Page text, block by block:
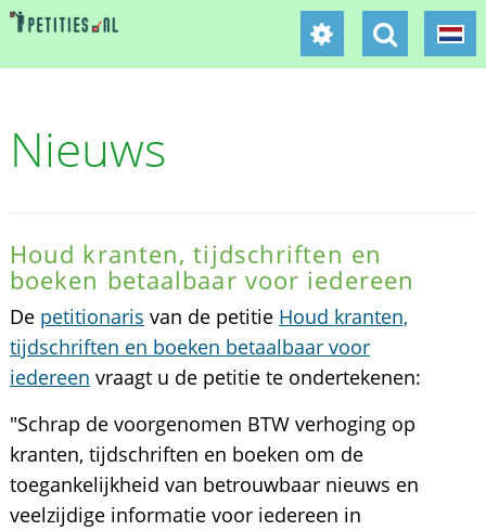
Nieuws
Houd kranten, tijdschriften en
boeken betaalbaar voor iedereen
De petitionaris van de petitie Houd kranten,
tijdschriften en boeken betaalbaar voor
iedereen vraagt u de petitie te ondertekenen:
"Schrap de voorgenomen BTW verhoging op
kranten, tijdschriften en boeken om de
toegankelijkheid van betrouwbaar nieuws en
veelzijdige informatie voor iedereen in